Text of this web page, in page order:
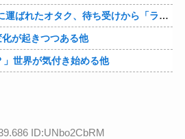
【悲報】身元不明で病院に運ばれたオタク、待ち受けから「ラブライブ」と呼ばれるｗｗｗｗ他
が起きつつある他
世界が気付き始める他
ID:UNbo2CbRM